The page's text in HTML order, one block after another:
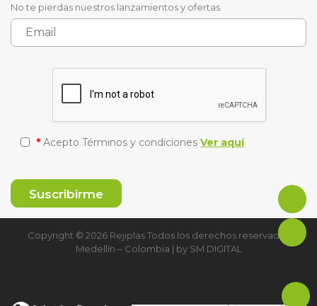
No te pierdas nuestros lanzamientos y ofertas.
* Acepto Términos y condiciones Ver aquí
Copyright © 2026 Rejiplas Todos los derechos reservados
Medellín – Colombia | by SM DIGITAL